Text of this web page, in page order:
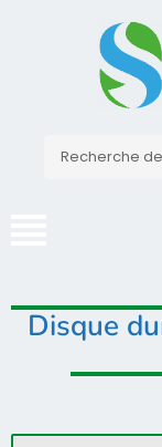
Disque